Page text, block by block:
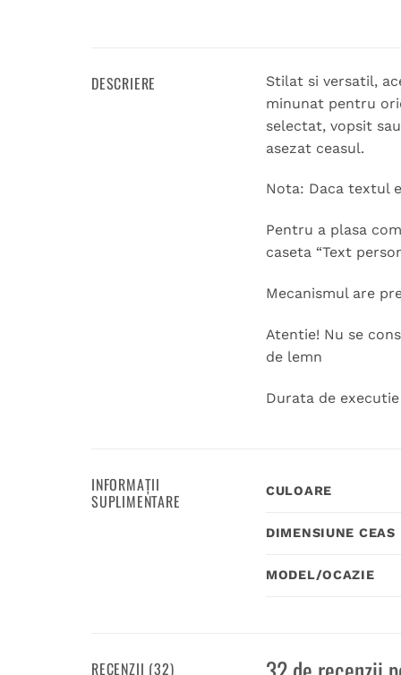
DESCRIERE
Stilat si versatil,
minunat pentru
selectat, vopsit
asezat ceasul.
Nota: Daca textul
Pentru a plasa
caseta “Text
Mecanismul are
Atentie! Nu se
de lemn
Durata de
INFORMAȚII
SUPLIMENTARE CULOARE
DIMENSIUNE CEAS
MODEL/OCAZIE
RECENZII (32)